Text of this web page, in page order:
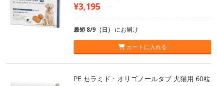
¥3,195
最短 8/9（日） にお届け
カートに入れる
PE セラミド・オリゴノールタブ 犬猫用 60粒